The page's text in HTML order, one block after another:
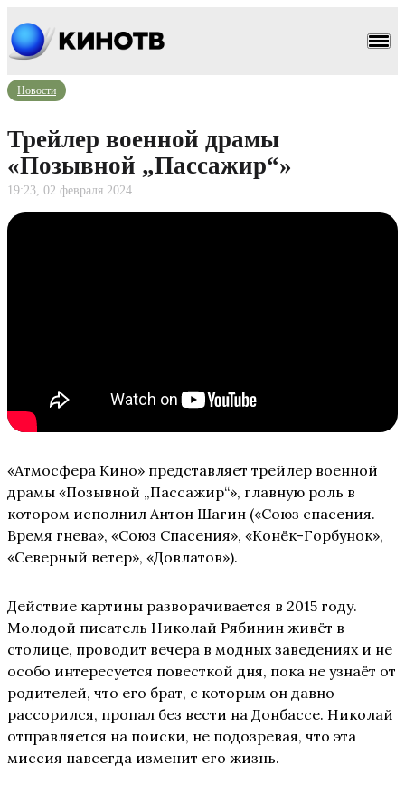
Новости
Трейлер военной драмы
«Позывной „Пассажир“»
19:23, 02 февраля 2024
«Атмосфера Кино» представляет трейлер военной
драмы «Позывной „Пассажир“», главную роль в
котором исполнил Антон Шагин («Союз спасения.
Время гнева», «Союз Спасения», «Конёк-Горбунок»,
«Северный ветер», «Довлатов»).
Действие картины разворачивается в 2015 году.
Молодой писатель Николай Рябинин живёт в
столице, проводит вечера в модных заведениях и не
особо интересуется повесткой дня, пока не узнаёт от
родителей, что его брат, с которым он давно
рассорился, пропал без вести на Донбассе. Николай
отправляется на поиски, не подозревая, что эта
миссия навсегда изменит его жизнь.